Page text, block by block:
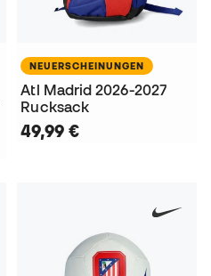
NEUERSCHEINUNGEN
Atl Madrid 2026-2027
Rucksack
49,99 €